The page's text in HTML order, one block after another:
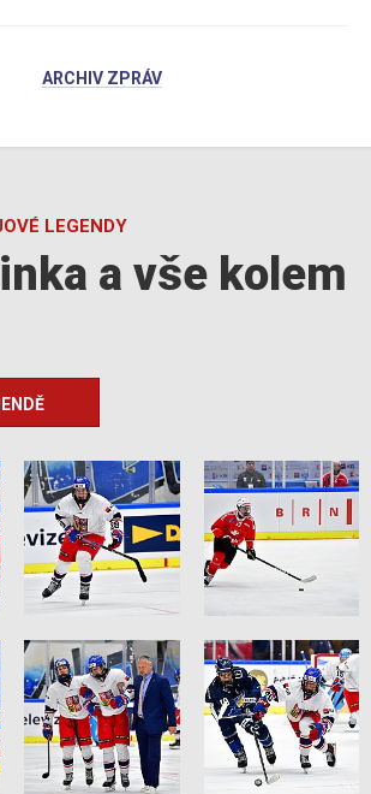
ARCHIV ZPRÁV
LEGENDY
a vše kolem